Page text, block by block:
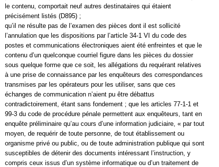
le contenu, comportait neuf autres destinataires qui étaient
précisément listés (D895) ;
qu’il ne résulte pas de l’examen des pièces dont il est sollicité
l’annulation que les dispositions par l’article 34-1 VI du code des
postes et communications électroniques aient été enfreintes et que le
contenu d’un quelconque courriel figure dans les pièces du dossier
sous quelque forme que ce soit, les allégations du requérant relatives
à une prise de connaissance par les enquêteurs des correspondances
transmises par les opérateurs pour les utiliser, sans que ces
échanges de communication n’aient pu être débattus
contradictoirement, étant sans fondement ; que les articles 77-1-1 et
99-3 du code de procédure pénale permettent aux enquêteurs, tant en
enquête préliminaire qu’au cours d’une information judiciaire, « par tout
moyen, de requérir de toute personne, de tout établissement ou
organisme privé ou public, ou de toute administration publique qui sont
susceptibles de détenir des documents intéressant l’instruction, y
compris ceux issus d’un système informatique ou d’un traitement de